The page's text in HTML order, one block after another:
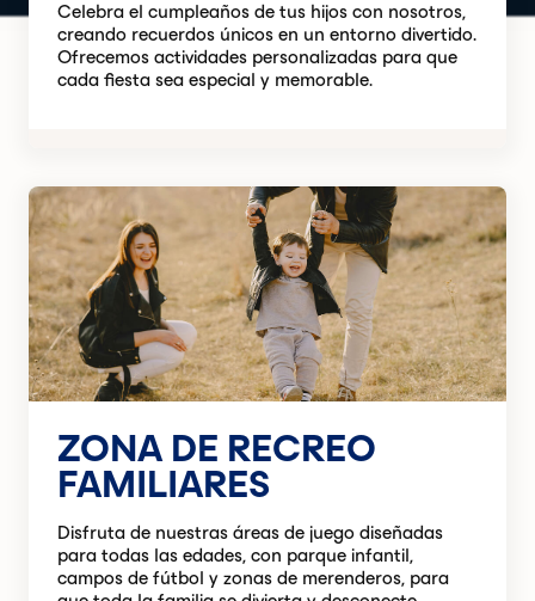
Celebra el cumpleaños de tus hijos con nosotros,
creando recuerdos únicos en un entorno divertido.
Ofrecemos actividades personalizadas para que
cada fiesta sea especial y memorable.
ZONA DE RECREO
FAMILIARES
Disfruta de nuestras áreas de juego diseñadas
para todas las edades, con parque infantil,
campos de fútbol y zonas de merenderos, para